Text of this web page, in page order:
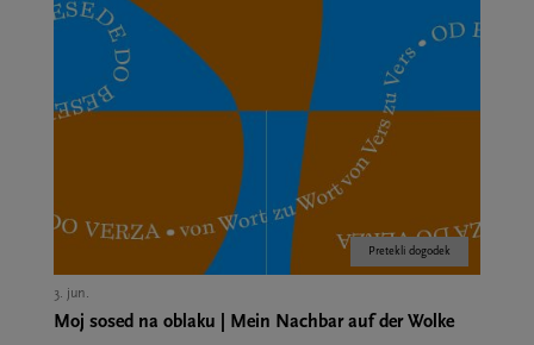
Pretekli dogodek
3. jun.
Moj sosed na oblaku | Mein Nachbar auf der Wolke